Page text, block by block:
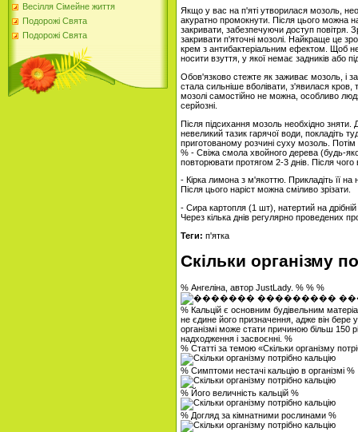
Весілля Сімейне життя
Подорожі Свята
Подорожі Свята
Якщо у вас на п'яті утворилася мозоль,
акуратно промокнути. Після цього можна
закривати, забезпечуючи доступ повітря.
закривати п'яточні мозолі. Найкраще це
крем з антибактеріальним ефектом. Щоб
носити взуття, у якої немає задників або
Обов'язково стежте як заживає мозоль, і
стала сильніше вболівати, з'явилася кров,
мозолі самостійно не можна, особливо
серйозні.
Після підсихання мозоль необхідно
невеликий тазик гарячої води, покладіть
приготованому розчині суху мозоль.
% - Свіжа смола хвойного дерева (будь-
повторювати протягом 2-3 днів. Після
- Кірка лимона з м'якоттю. Прикладіть її на
Після цього наріст можна сміливо зрізати.
- Сира картопля (1 шт), натертий на
Через кілька днів регулярно проведених
Теги: п'ятка
Скільки організму
% Ангеліна, автор JustLady. % % %
% Кальцій є основним будівельним
не єдине його призначення, адже він бере
організмі може стати причиною більш 150
надходження і засвоєнні. %
% Статті за темою «Скільки організму
% Симптоми нестачі кальцію в організмі %
% Його величність кальцій %
% Догляд за кімнатними рослинами %